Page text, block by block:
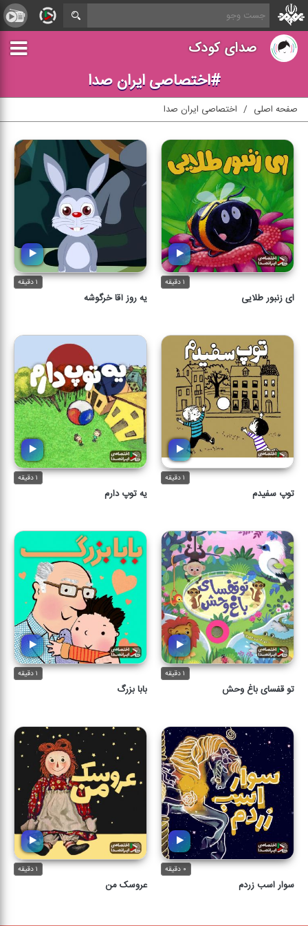
صدای کودک
#اختصاصی ایران صدا
صفحه اصلی اختصاصی ایران صدا
۱ دقیقه
ای زنبور طلایی
۱ دقیقه
یه روز آقا خرگوشه
۱ دقیقه
توپ سفیدم
۱ دقیقه
یه توپ دارم
۱ دقیقه
تو قفسای باغ وحش
۱ دقیقه
بابا بزرگ
۰ دقیقه
سوار اسب زردم
۱ دقیقه
عروسک من